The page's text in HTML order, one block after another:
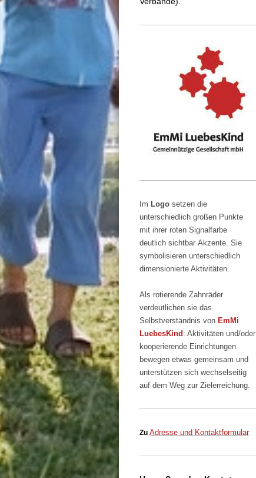
Im Logo setzen die
unterschiedlich großen Punkte
mit ihrer roten Signalfarbe
deutlich sichtbar Akzente. Sie
symbolisieren unterschiedlich
dimensionierte Aktivitäten.
Als rotierende Zahnräder
verdeutlichen sie das
Selbstverständnis von EmMi
LuebesKind : Aktivitäten und/oder
kooperierende Einrichtungen
bewegen etwas gemeinsam und
unterstützen sich wechselseitig
auf dem Weg zur Zielerreichung.
Zu Adresse und Kontaktformular